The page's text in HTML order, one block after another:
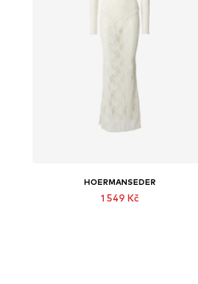
HOERMANSEDER
1 549 Kč